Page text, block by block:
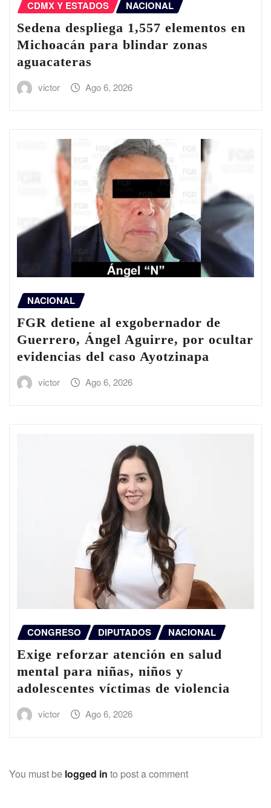
CDMX Y ESTADOS NACIONAL
Sedena despliega 1,557 elementos en
Michoacán para blindar zonas
aguacateras
victor Ago 6, 2026
NACIONAL
FGR detiene al exgobernador de
Guerrero, Ángel Aguirre, por ocultar
evidencias del caso Ayotzinapa
victor Ago 6, 2026
CONGRESO DIPUTADOS NACIONAL
Exige reforzar atención en salud
mental para niñas, niños y
adolescentes víctimas de violencia
victor Ago 6, 2026
You must be logged in to post a comment